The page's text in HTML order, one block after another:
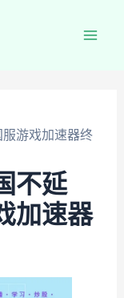
游戏加速器终
不延
加速器